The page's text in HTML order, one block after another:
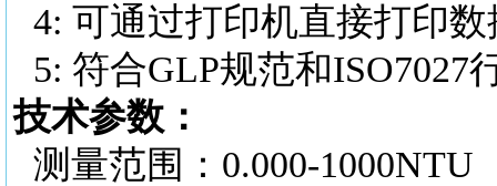
4: 可通过打印机直接打印
5: 符合GLP规范和ISO7027
技术参数：
测量范围： 0.000-1000NTU